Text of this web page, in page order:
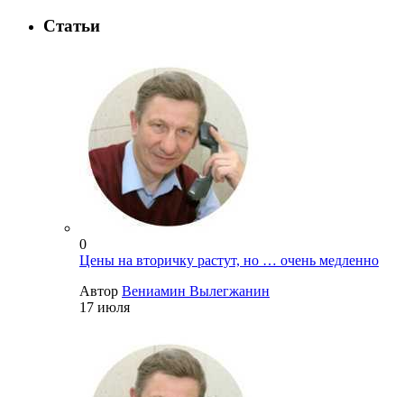
Статьи
0
Цены на вторичку растут, но … очень медленно
Автор Вениамин Вылегжанин
17 июля